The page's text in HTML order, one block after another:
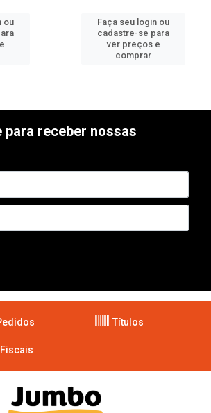
ou
Faça seu login ou
cadastre-se para
ver preços e
comprar
para receber nossas
Títulos